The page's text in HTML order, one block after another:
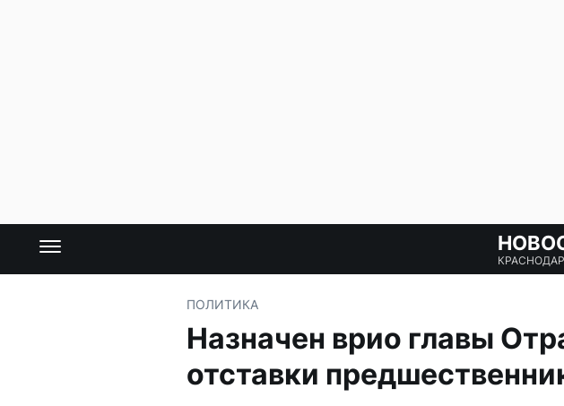
ПОЛИТИКА
Назначен врио главы
отставки